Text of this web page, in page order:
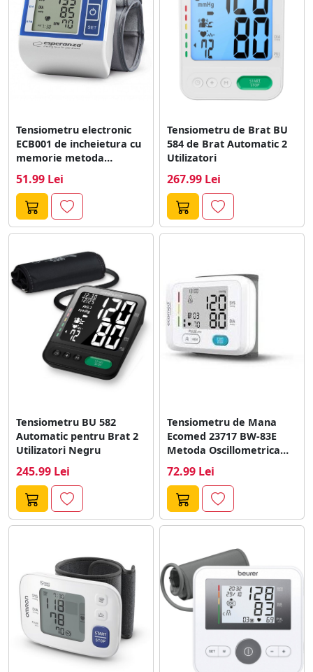
Tensiometru electronic
ECB001 de incheietura cu
memorie metoda
51.99 Lei
Tensiometru de Brat BU
584 de Brat Automatic 2
Utilizatori
267.99 Lei
Tensiometru BU 582
Automatic pentru Brat 2
Utilizatori Negru
245.99 Lei
Tensiometru de Mana
Ecomed 23717 BW-83E
Metoda Oscillometrica
72.99 Lei